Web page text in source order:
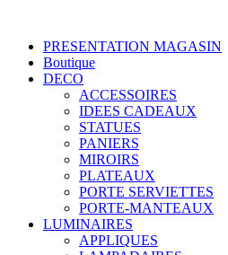
PRESENTATION MAGASIN
Boutique
DECO
ACCESSOIRES
IDEES CADEAUX
STATUES
PANIERS
MIROIRS
PLATEAUX
PORTE SERVIETTES
PORTE-MANTEAUX
LUMINAIRES
APPLIQUES